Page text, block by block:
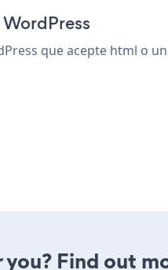
que acepte html o
Find out